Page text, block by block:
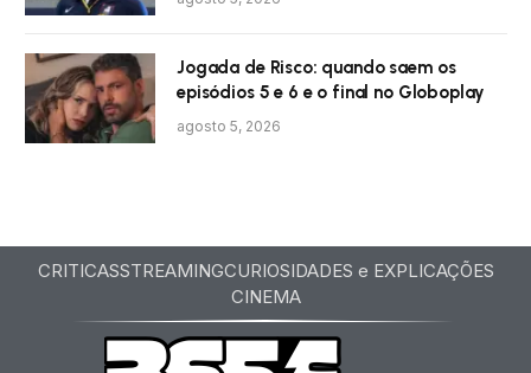
Jogada de Risco: quando saem os
episódios 5 e 6 e o final no Globoplay
agosto 5, 2026
CRITICASSTREAMINGCURIOSIDADES e EXPLICAÇÕES
CINEMA